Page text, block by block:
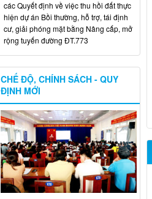
các Quyết định về việc thu hồi đất thực
hiện dự án Bồi thường, hỗ trợ, tái định
cư, giải phóng mặt bằng Nâng cấp, mở
rộng tuyến đường ĐT.773
CHẾ ĐỘ, CHÍNH SÁCH - QUY
ĐỊNH MỚI